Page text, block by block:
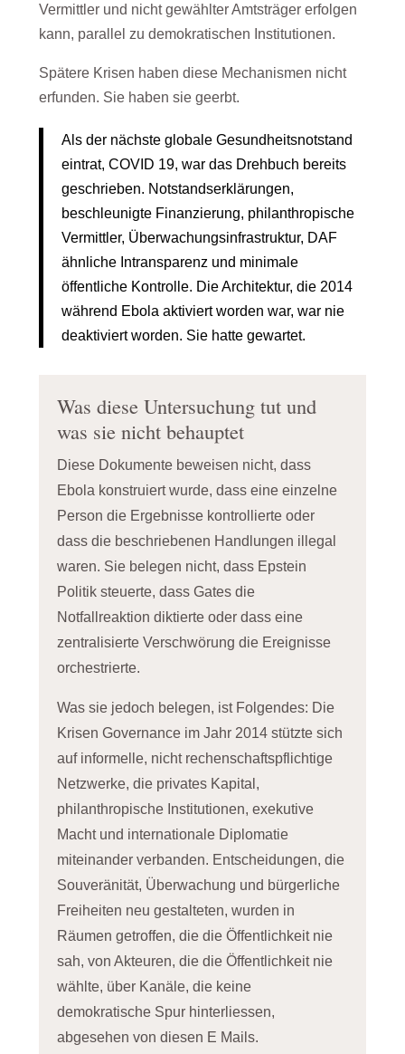
Vermittler und nicht gewählter Amtsträger erfolgen
kann, parallel zu demokratischen Institutionen.
Spätere Krisen haben diese Mechanismen nicht
erfunden. Sie haben sie geerbt.
Als der nächste globale Gesundheitsnotstand
eintrat, COVID 19, war das Drehbuch bereits
geschrieben. Notstandserklärungen,
beschleunigte Finanzierung, philanthropische
Vermittler, Überwachungsinfrastruktur, DAF
ähnliche Intransparenz und minimale
öffentliche Kontrolle. Die Architektur, die 2014
während Ebola aktiviert worden war, war nie
deaktiviert worden. Sie hatte gewartet.
Was diese Untersuchung tut und
was sie nicht behauptet
Diese Dokumente beweisen nicht, dass
Ebola konstruiert wurde, dass eine einzelne
Person die Ergebnisse kontrollierte oder
dass die beschriebenen Handlungen illegal
waren. Sie belegen nicht, dass Epstein
Politik steuerte, dass Gates die
Notfallreaktion diktierte oder dass eine
zentralisierte Verschwörung die Ereignisse
orchestrierte.
Was sie jedoch belegen, ist Folgendes: Die
Krisen Governance im Jahr 2014 stützte sich
auf informelle, nicht rechenschaftspflichtige
Netzwerke, die privates Kapital,
philanthropische Institutionen, exekutive
Macht und internationale Diplomatie
miteinander verbanden. Entscheidungen, die
Souveränität, Überwachung und bürgerliche
Freiheiten neu gestalteten, wurden in
Räumen getroffen, die die Öffentlichkeit nie
sah, von Akteuren, die die Öffentlichkeit nie
wählte, über Kanäle, die keine
demokratische Spur hinterliessen,
abgesehen von diesen E Mails.